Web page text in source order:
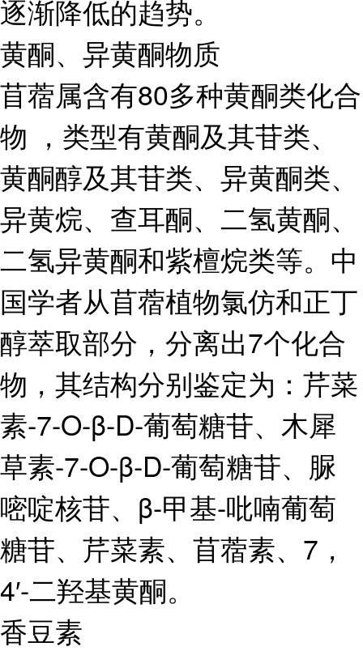
逐渐降低的趋势。
黄酮、异黄酮物质
苜蓿属含有80多种黄酮类化合
物 ，类型有黄酮及其苷类、
黄酮醇及其苷类、异黄酮类、
异黄烷、查耳酮、二氢黄酮、
二氢异黄酮和紫檀烷类等。中
国学者从苜蓿植物氯仿和正丁
醇萃取部分，分离出7个化合
物，其结构分别鉴定为：芹菜
素-7-O-β-D-葡萄糖苷、木犀
草素-7-O-β-D-葡萄糖苷、脲
嘧啶核苷、β-甲基-吡喃葡萄
糖苷、芹菜素、苜蓿素、7，
4′-二羟基黄酮。
香豆素